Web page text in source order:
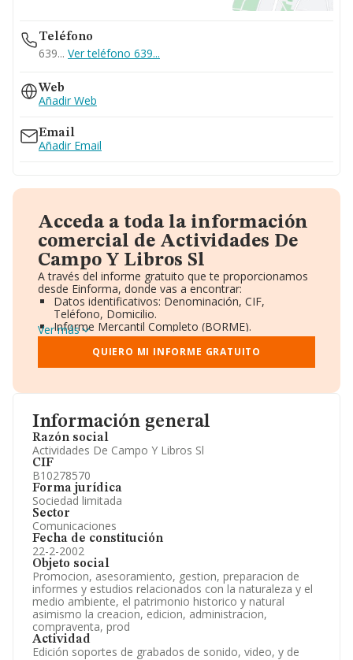
Información general
Razón social
Actividades De Campo Y Libros Sl
CIF
B10278570
Forma jurídica
Sociedad limitada
Sector
Comunicaciones
Fecha de constitución
22-2-2002
Objeto social
Promocion, asesoramiento, gestion, preparacion de
informes y estudios relacionados con la naturaleza y el
medio ambiente, el patrimonio historico y natural
asimismo la creacion, edicion, administracion,
compraventa, prod
Actividad
Edición soportes de grabados de sonido, video, y de
Teléfono
639... Ver teléfono 639...
Web
Añadir Web
Email
Añadir Email
Acceda a toda la información
comercial de Actividades De
Campo Y Libros Sl
A través del informe gratuito que te proporcionamos
desde Einforma, donde vas a encontrar:
Datos identificativos: Denominación, CIF,
Teléfono, Domicilio.
Informe Mercantil Completo (BORME).
Gráficos de Evolución Ventas y Empleados.
Consejo de Administración y Administradores.
Directivos y Ejecutivos.
Información oficial y registral complementaria.
Ver más
QUIERO MI INFORME GRATUITO